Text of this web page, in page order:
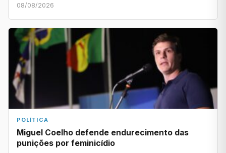
08/08/2026
POLÍTICA
Miguel Coelho defende endurecimento das
punições por feminicídio